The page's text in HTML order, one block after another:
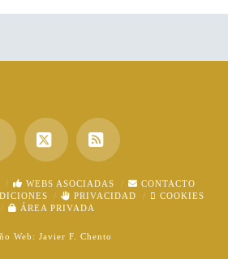
X RSS
WEBS ASOCIADAS
CONTACTO
PRIVACIDAD
COOKIES
ÁREA PRIVADA
Web:Javier F. Chento